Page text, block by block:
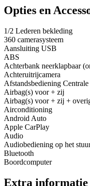
Opties en
1/2 Lederen bekleding
360 camerasysteem
Aansluiting USB
ABS
Achterbank neerklapbaar
Achteruitrijcamera
Afstandsbediening
Airbag(s) voor + zij
Airbag(s) voor + zij +
Airconditioning
Android Auto
Apple CarPlay
Audio
Audiobediening op het
Bluetooth
Boordcomputer
Extra informatie